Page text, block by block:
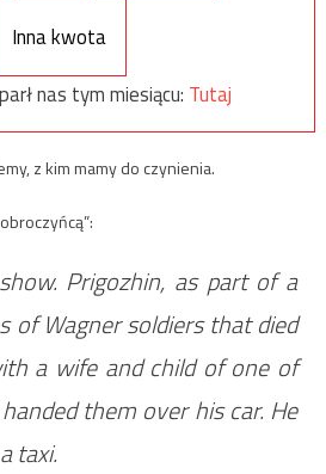
Inna kwota
nas tym miesiącu: Tutaj
z kim mamy do czynienia.
Prigozhin, as part of a
of Wagner soldiers that died
a wife and child of one of
them over his car. He
taxi.